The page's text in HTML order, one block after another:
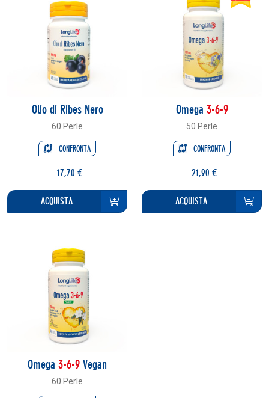
Olio di Ribes Nero
60 Perle
CONFRONTA
17,70 €
ACQUISTA
Omega 3-6-9
50 Perle
CONFRONTA
21,90 €
ACQUISTA
Omega 3-6-9 Vegan
60 Perle